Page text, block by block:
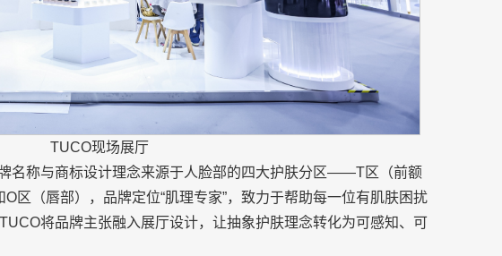
TUCO现场展厅
名称与商标设计理念来源于人脸部的四大护肤分区——T区（前额
区（唇部），品牌定位“肌理专家”，致力于帮助每一位有肌肤困扰
将品牌主张融入展厅设计，让抽象护肤理念转化为可感知、可